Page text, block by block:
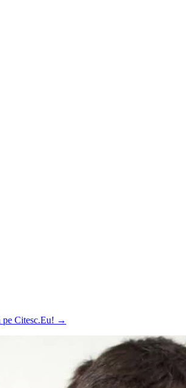
Citesc.Eu! →